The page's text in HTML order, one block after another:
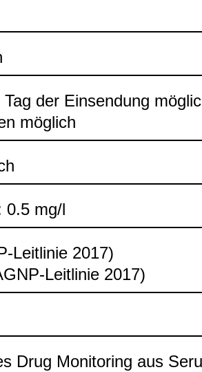
der Ein­sen­dung
mög­lich
0.5 mg/l
​Leit­li­nie 2017)
​Leit­li­nie 2017)
Drug Moni­to­ring aus